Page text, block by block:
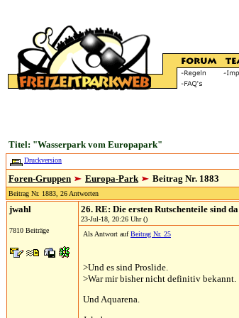
Titel: "Wasserpark vom Europapark"
Druckversion
Foren-Gruppen Europa-Park Beitrag Nr. 1883
Beitrag Nr. 1883, 26 Antworten
jwahl
7810 Beiträge
26. RE: Die ersten Rutschenteile sind da
23-Jul-18, 20:26 Uhr ()
Als Antwort aufBeitrag Nr. 25
>Und es sind Proslide.
>War mir bisher nicht definitiv bekannt.
Und Aquarena.